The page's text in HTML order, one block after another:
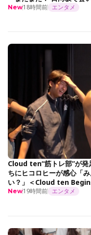
New18時間前 エンタメ
Cloud ten“筋トレ部”が
ちにヒコロヒーが感心「
い？」＜Cloud ten
New19時間前 エンタメ